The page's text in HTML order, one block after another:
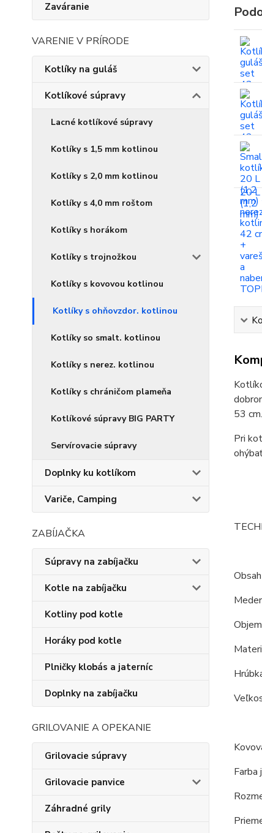
Zaváranie
VARENIE V PRÍRODE
Kotlíky na guláš
Kotlíkové súpravy
Lacné kotlíkové súpravy
Kotlíky s 1,5 mm kotlinou
Kotlíky s 2,0 mm kotlinou
Kotlíky s 4,0 mm roštom
Kotlíky s horákom
Kotlíky s trojnožkou
Kotlíky s kovovou kotlinou
Kotlíky s ohňovzdor. kotlinou
Kotlíky so smalt. kotlinou
Kotlíky s nerez. kotlinou
Kotlíky s chráničom plameňa
Kotlíkové súpravy BIG PARTY
Servírovacie súpravy
Doplnky ku kotlíkom
Variče, Camping
ZABÍJAČKA
Súpravy na zabíjačku
Kotle na zabíjačku
Kotliny pod kotle
Horáky pod kotle
Plničky klobás a jaterníc
Doplnky na zabíjačku
GRILOVANIE A OPEKANIE
Grilovacie súpravy
Grilovacie panvice
Záhradné grily
53 cm.
Pri
Farba